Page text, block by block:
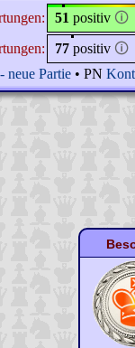
51 positiv 🛈
77 positiv 🛈
neue Partie • PN